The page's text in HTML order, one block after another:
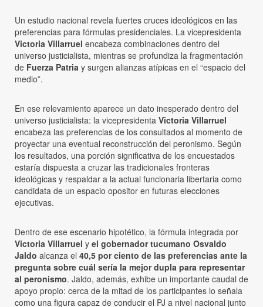
Un estudio nacional revela fuertes cruces ideológicos en las
preferencias para fórmulas presidenciales. La vicepresidenta
Victoria Villarruel encabeza combinaciones dentro del
universo justicialista, mientras se profundiza la fragmentación
de Fuerza Patria y surgen alianzas atípicas en el “espacio del
medio”.
En ese relevamiento aparece un dato inesperado dentro del
universo justicialista: la vicepresidenta Victoria Villarruel
encabeza las preferencias de los consultados al momento de
proyectar una eventual reconstrucción del peronismo. Según
los resultados, una porción significativa de los encuestados
estaría dispuesta a cruzar las tradicionales fronteras
ideológicas y respaldar a la actual funcionaria libertaria como
candidata de un espacio opositor en futuras elecciones
ejecutivas.
Dentro de ese escenario hipotético, la fórmula integrada por
Victoria Villarruel y el gobernador tucumano Osvaldo
Jaldo alcanza el 40,5 por ciento de las preferencias ante la
pregunta sobre cuál sería la mejor dupla para representar
al peronismo. Jaldo, además, exhibe un importante caudal de
apoyo propio: cerca de la mitad de los participantes lo señala
como una figura capaz de conducir el PJ a nivel nacional junto